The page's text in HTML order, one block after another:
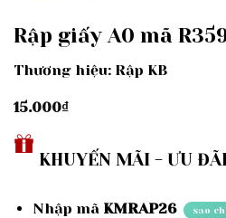
Rập giấy A0 mã
Thương hiệu: Rập KB
15.000₫
KHUYẾN MÃI - ƯU
Nhập mã KMRAP26 sao